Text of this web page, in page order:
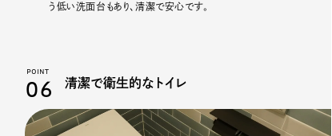
う低い洗面台もあり、清潔で安心です。
POINT
06 清潔で衛生的なトイレ